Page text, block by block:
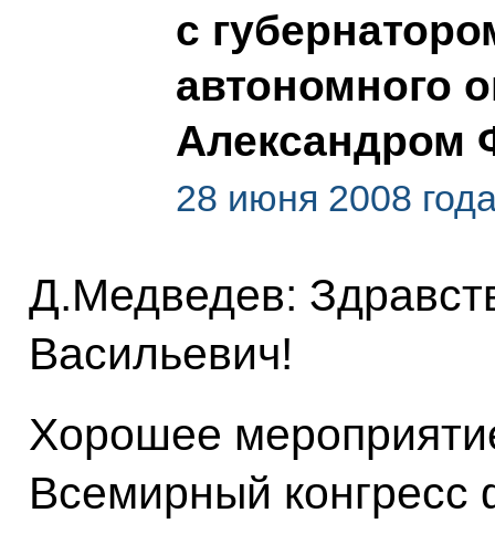
с
автономного
Александром
28 июня 2008
Д.Медведев:
Васильевич!
Хорошее
Всемирный конгресс